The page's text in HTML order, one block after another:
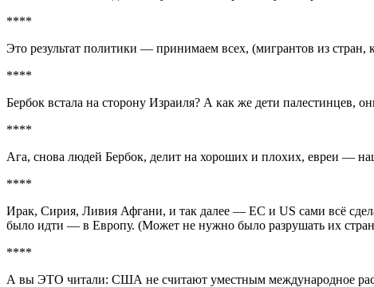
****
Это результат политики — принимаем всех, (мигрантов из
****
Бербок встала на сторону Израиля? А как же дети палестинцев,
****
Ага, снова людей Бербок, делит на хороших и плохих, евреи —
****
Ирак, Сирия, Ливия Афгани, и так далее — ЕС и US сами всё
было идти — в Европу. (Может не нужно было разрушать их
****
А вы ЭТО читали: США не считают уместным международное